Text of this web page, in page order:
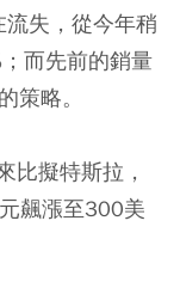
失，從今年稍
而先前的銷量
策略。
比擬特斯拉，
飆漲至300美